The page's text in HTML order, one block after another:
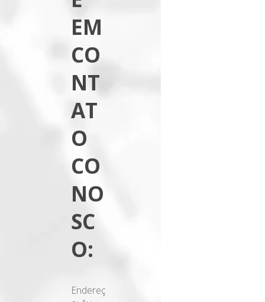
EM
CO
NT
AT
O
CO
NO
SC
O:
Endereç